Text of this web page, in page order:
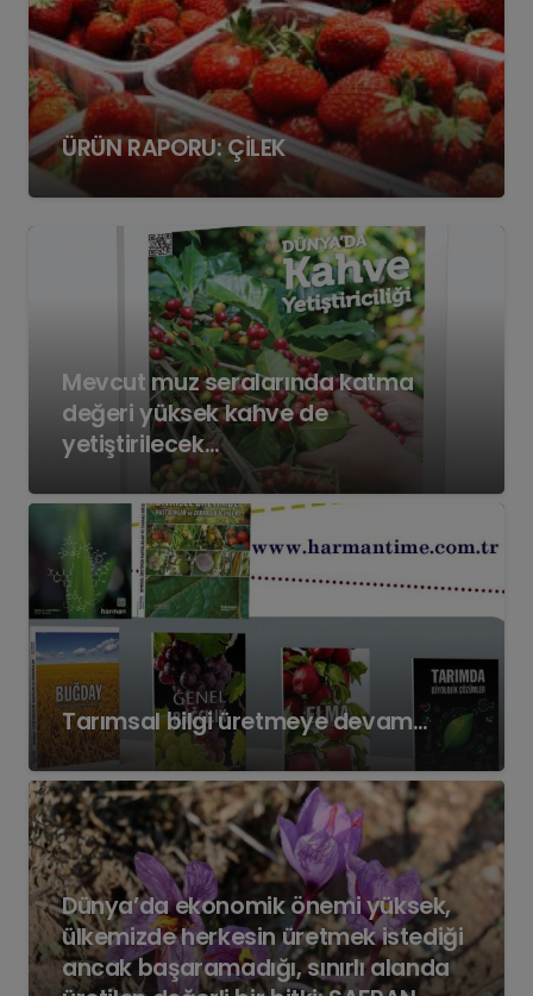
ÜRÜN RAPORU: ÇİLEK
Mevcut muz seralarında katma
değeri yüksek kahve de
yetiştirilecek…
Tarımsal bilgi üretmeye devam…
Dünya’da ekonomik önemi yüksek,
ülkemizde herkesin üretmek istediği
ancak başaramadığı, sınırlı alanda